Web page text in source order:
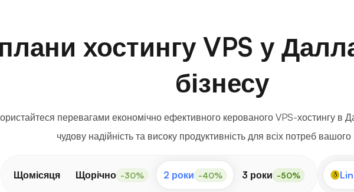
хостингу VPS у
бізнесу
перевагами економічно ефективного керованого VPS-хостингу в
чудову надійність та високу продуктивність для всіх потреб вашого
Щомісяця Щорічно -30% 2 роки -40% 3 роки -50%